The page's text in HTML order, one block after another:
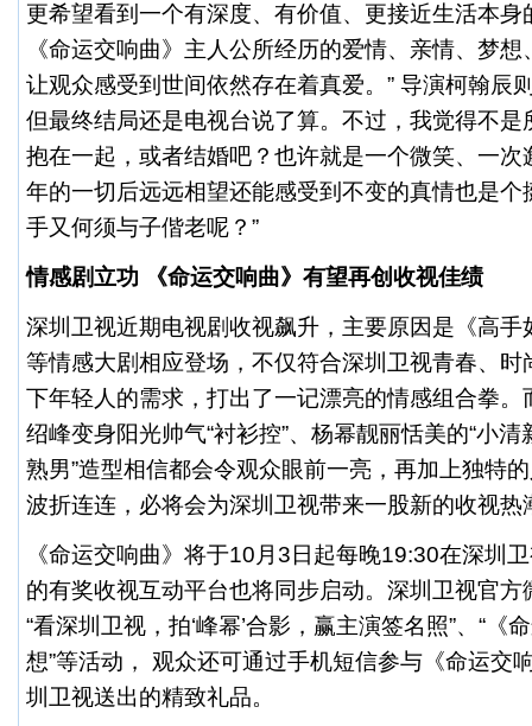
更希望看到一个有深度、有价值、更接近生活本
《命运交响曲》主人公所经历的爱情、亲情、梦
让观众感受到世间依然存在着真爱。” 导演柯翰辰
但最终结局还是电视台说了算。不过，我觉得不是
抱在一起，或者结婚吧？也许就是一个微笑、一次
年的一切后远远相望还能感受到不变的真情也是个
手又何须与子偕老呢？”
情感剧立功
《命运交响曲》有望再创收视佳绩
深圳卫视近期电视剧收视飙升，主要原因是《高手
等情感大剧相应登场，不仅符合深圳卫视青春、时
下年轻人的需求，打出了一记漂亮的情感组合拳。
绍峰变身阳光帅气“衬衫控”、杨幂靓丽恬美的“小清
熟男”造型相信都会令观众眼前一亮，再加上独特
波折连连，必将会为深圳卫视带来一股新的收视热
《命运交响曲》将于10月3日起每晚19:30在深圳
的有奖收视互动平台也将同步启动。深圳卫视官
“看深圳卫视，拍‘峰幂’合影，赢主演签名照”、“《
想”等活动， 观众还可通过手机短信参与《命运交
圳卫视送出的精致礼品。